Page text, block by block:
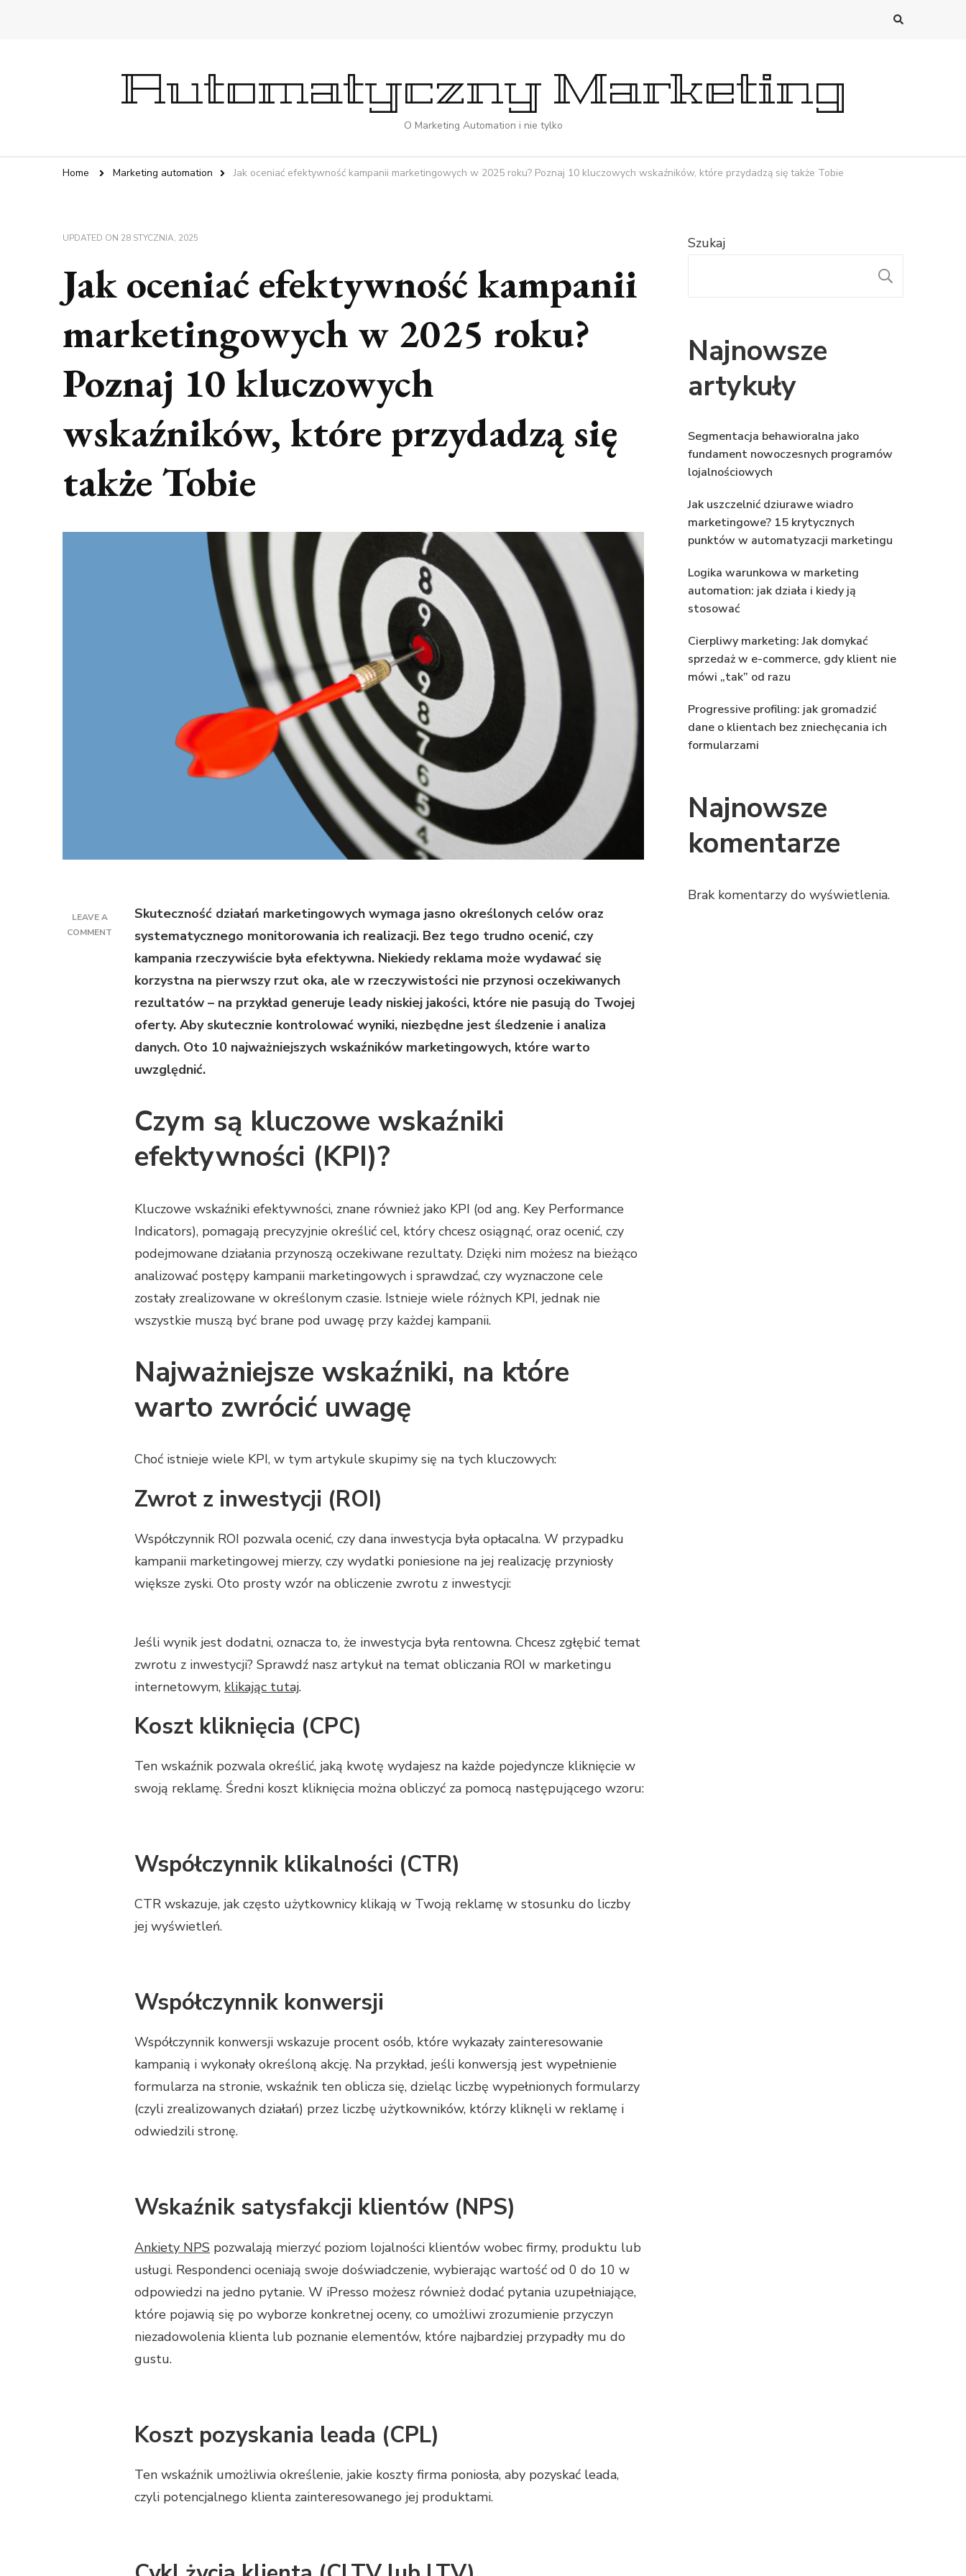
Automatyczny Marketing
O Marketing Automation i nie tylko
Home Marketing automation Jak oceniać efektywność kampanii marketingowych w 2025 roku? Poznaj 10 kluczowych wskaźników, które przydadzą się także Tobie
UPDATED ON 28 STYCZNIA, 2025
Jak oceniać efektywność kampanii
marketingowych w 2025 roku?
Poznaj 10 kluczowych
wskaźników, które przydadzą się
także Tobie
LEAVE A
COMMENT
OCENIAĆ
EFEKTYWNOŚĆ
MARKETINGOWYCH
ROKU?
POZNAJ
WSKAŹNIKÓW,
KTÓRE
Skuteczność działań marketingowych wymaga jasno określonych celów oraz
systematycznego monitorowania ich realizacji. Bez tego trudno ocenić, czy
kampania rzeczywiście była efektywna. Niekiedy reklama może wydawać się
korzystna na pierwszy rzut oka, ale w rzeczywistości nie przynosi oczekiwanych
rezultatów – na przykład generuje leady niskiej jakości, które nie pasują do Twojej
oferty. Aby skutecznie kontrolować wyniki, niezbędne jest śledzenie i analiza
danych. Oto 10 najważniejszych wskaźników marketingowych, które warto
uwzględnić.
Czym są kluczowe wskaźniki
efektywności (KPI)?
Kluczowe wskaźniki efektywności, znane również jako KPI (od ang. Key Performance
Indicators), pomagają precyzyjnie określić cel, który chcesz osiągnąć, oraz ocenić, czy
podejmowane działania przynoszą oczekiwane rezultaty. Dzięki nim możesz na bieżąco
analizować postępy kampanii marketingowych i sprawdzać, czy wyznaczone cele
zostały zrealizowane w określonym czasie. Istnieje wiele różnych KPI, jednak nie
wszystkie muszą być brane pod uwagę przy każdej kampanii.
Najważniejsze wskaźniki, na które
warto zwrócić uwagę
Choć istnieje wiele KPI, w tym artykule skupimy się na tych kluczowych:
Zwrot z inwestycji (ROI)
Współczynnik ROI pozwala ocenić, czy dana inwestycja była opłacalna. W przypadku
kampanii marketingowej mierzy, czy wydatki poniesione na jej realizację przyniosły
większe zyski. Oto prosty wzór na obliczenie zwrotu z inwestycji:
Jeśli wynik jest dodatni, oznacza to, że inwestycja była rentowna. Chcesz zgłębić temat
zwrotu z inwestycji? Sprawdź nasz artykuł na temat obliczania ROI w marketingu
internetowym, klikając tutaj.
Koszt kliknięcia (CPC)
Ten wskaźnik pozwala określić, jaką kwotę wydajesz na każde pojedyncze kliknięcie w
swoją reklamę. Średni koszt kliknięcia można obliczyć za pomocą następującego wzoru:
Współczynnik klikalności (CTR)
CTR wskazuje, jak często użytkownicy klikają w Twoją reklamę w stosunku do liczby
jej wyświetleń.
Współczynnik konwersji
Współczynnik konwersji wskazuje procent osób, które wykazały zainteresowanie
kampanią i wykonały określoną akcję. Na przykład, jeśli konwersją jest wypełnienie
formularza na stronie, wskaźnik ten oblicza się, dzieląc liczbę wypełnionych formularzy
(czyli zrealizowanych działań) przez liczbę użytkowników, którzy kliknęli w reklamę i
odwiedzili stronę.
Wskaźnik satysfakcji klientów (NPS)
Ankiety NPS pozwalają mierzyć poziom lojalności klientów wobec firmy, produktu lub
usługi. Respondenci oceniają swoje doświadczenie, wybierając wartość od 0 do 10 w
odpowiedzi na jedno pytanie. W iPresso możesz również dodać pytania uzupełniające,
które pojawią się po wyborze konkretnej oceny, co umożliwi zrozumienie przyczyn
niezadowolenia klienta lub poznanie elementów, które najbardziej przypadły mu do
gustu.
Koszt pozyskania leada (CPL)
Ten wskaźnik umożliwia określenie, jakie koszty firma poniosła, aby pozyskać leada,
czyli potencjalnego klienta zainteresowanego jej produktami.
Szukaj
Najnowsze
artykuły
Segmentacja behawioralna jako
fundament nowoczesnych programów
lojalnościowych
Jak uszczelnić dziurawe wiadro
marketingowe? 15 krytycznych
punktów w automatyzacji marketingu
Logika warunkowa w marketing
automation: jak działa i kiedy ją
stosować
Cierpliwy marketing: Jak domykać
sprzedaż w e-commerce, gdy klient nie
mówi „tak” od razu
Progressive profiling: jak gromadzić
dane o klientach bez zniechęcania ich
formularzami
Najnowsze
komentarze
Brak komentarzy do wyświetlenia.